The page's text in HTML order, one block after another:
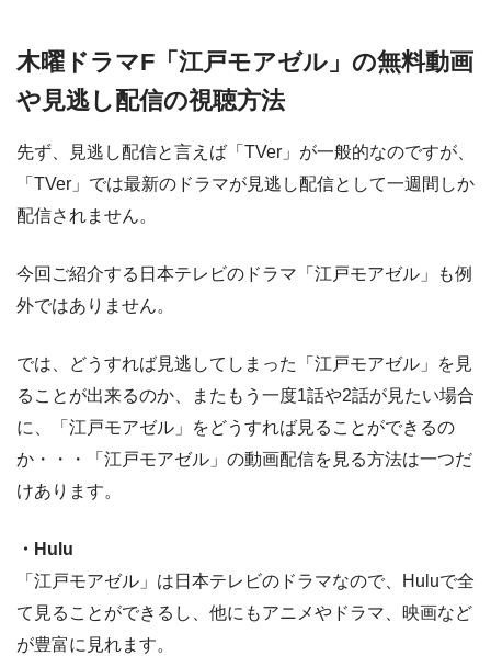
木曜ドラマF「江戸モアゼル」の無料動画
や見逃し配信の視聴方法
先ず、見逃し配信と言えば「TVer」が一般的なのですが、
「TVer」では最新のドラマが見逃し配信として一週間しか
配信されません。
今回ご紹介する日本テレビのドラマ「江戸モアゼル」も例
外ではありません。
では、どうすれば見逃してしまった「江戸モアゼル」を見
ることが出来るのか、またもう一度1話や2話が見たい場合
に、「江戸モアゼル」をどうすれば見ることができるの
か・・・「江戸モアゼル」の動画配信を見る方法は一つだ
けあります。
・Hulu
「江戸モアゼル」は日本テレビのドラマなので、Huluで全
て見ることができるし、他にもアニメやドラマ、映画など
が豊富に見れます。